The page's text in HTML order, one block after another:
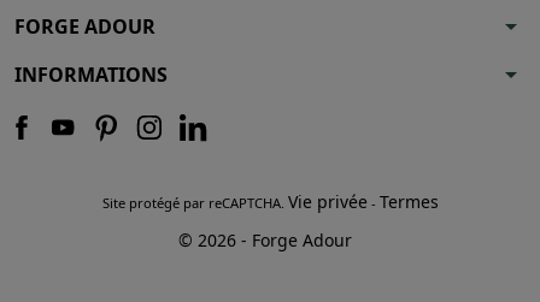
FORGE ADOUR arrow_drop_down
INFORMATIONS arrow_drop_down
Site protégé par reCAPTCHA. Vie privée - Termes
© 2026 - Forge Adour